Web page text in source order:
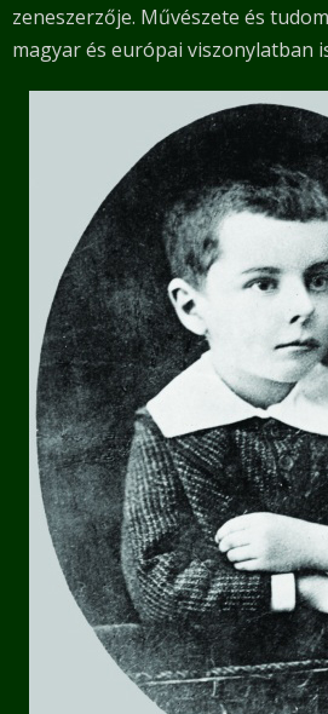
zeneszerzője. Művészete és
magyar és európai viszonylatban